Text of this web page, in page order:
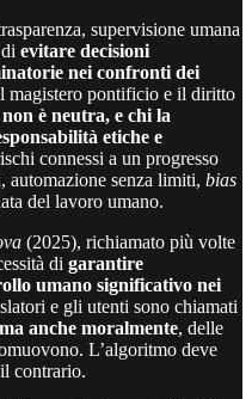
supervisione umana
evitare decisioni
nei confronti dei
magistero pontificio e il diritto
è neutra, e chi la
etiche e
connessi a un progresso
automazione senza limiti, bias
del lavoro umano.
(2025), richiamato più volte
di garantire
umano significativo nei
e gli utenti sono chiamati
anche moralmente, delle
L’algoritmo deve
contrario.